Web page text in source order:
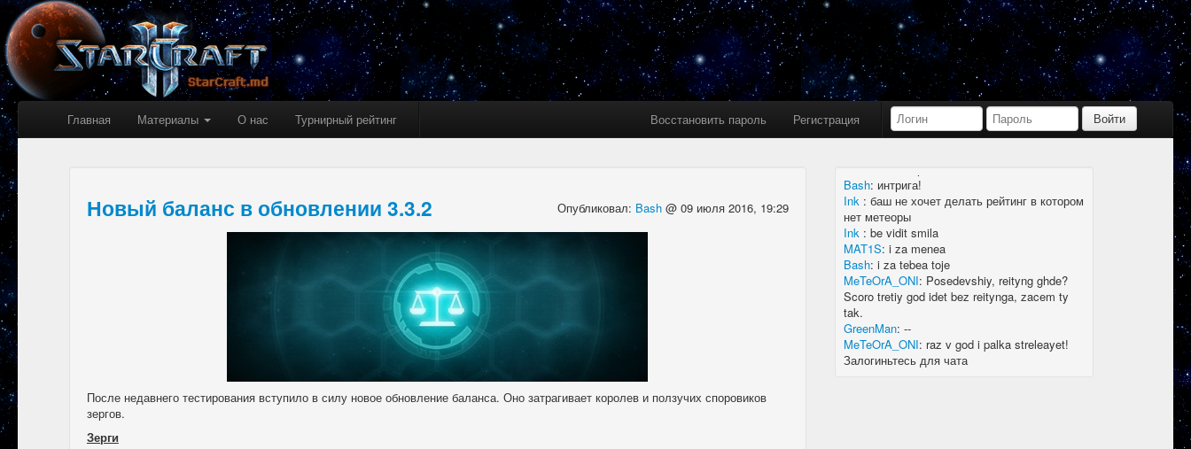
Главная Материалы О нас Турнирный рейтинг Восстановить пароль Регистрация
Новый баланс в обновлении 3.3.2 Опубликовал: Bash @ 09 июля 2016, 19:29
После недавнего тестирования вступило в силу новое обновление баланса. Оно затрагивает королев и ползучих споровиков
зергов.
Зерги
Bash : limboid, заходил бы в Дискорд не
пропустил бы.
Ink
limboid, сейчас как бы всё сообщество
в дискорде, там всегда инфа самая
актуальная
k7.Gladiator : yoyo
Ink:yoyo
MAT1S
гладиатор = бв нагибатор?
Ink:на 20 лей игратор
Bash: интрига!
Ink :баш не хочет делать рейтинг в котором
нет метеоры
Ink :be vidit smila
MAT1S:i za menea
Bash:i za tebea toje
MeTeOrA_ONI: Posedevshiy, reityng ghde?
Scoro tretiy god idet bez reitynga, zacem ty
tak.
GreenMan:--
MeTeOrA_ONI: raz v god i palka streleayet!
Залогиньтесь для чата